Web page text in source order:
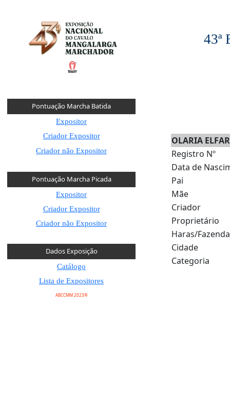
43ª
Pontuação Marcha Batida
Expositor
Criador Expositor
Criador não Expositor
Pontuação Marcha Picada
Expositor
Criador Expositor
Criador não Expositor
Dados Exposição
Catálogo
Lista de Expositores
ABCCMM 2023®
OLARIA
Registro Nº
Data de
Pai
Mãe
Criador
Proprietário
Haras/Fazenda
Cidade
Categoria